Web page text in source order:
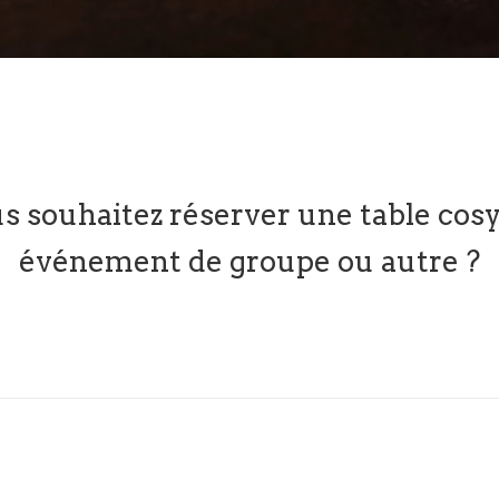
souhaitez réserver une table
événement de groupe ou autre ?